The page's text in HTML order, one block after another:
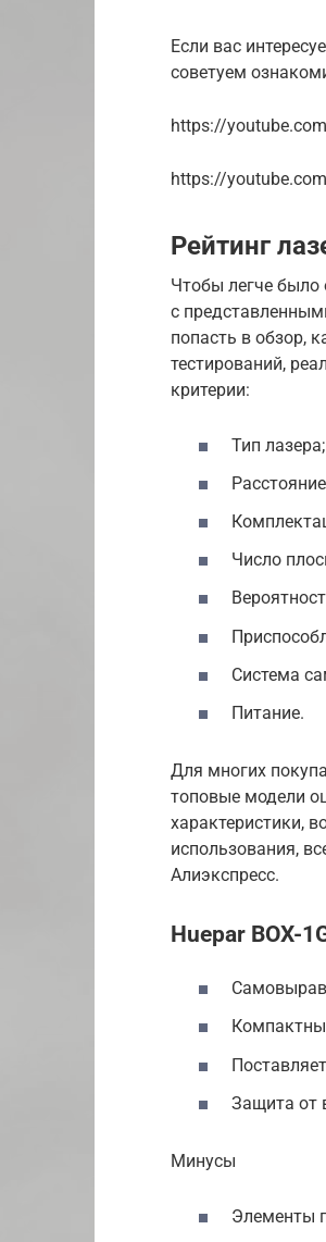
Если вас
советуем
https://
https://
Рейтинг
Чтобы легче было
с
попасть в обзор,
тестирований,
критерии:
Тип лазера;
Число
Система
Питание.
Для многих
топовые модели
характеристики,
использования,
Алиэкспресс.
Huepar BOX-
Защита от
Минусы
Элементы